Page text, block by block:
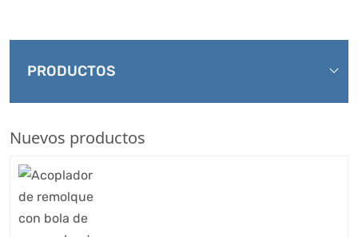
PRODUCTOS
Nuevos productos